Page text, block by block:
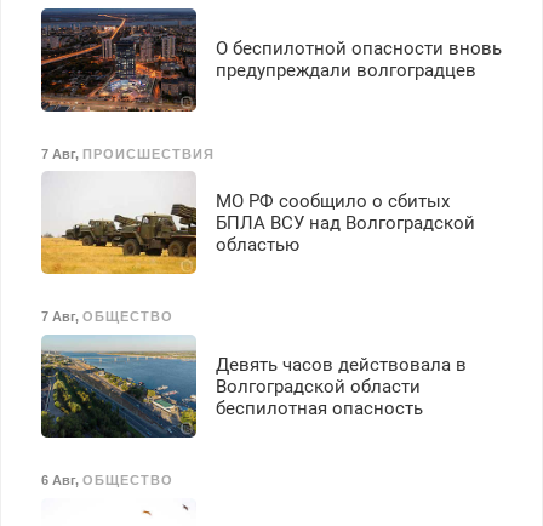
О беспилотной опасности вновь
предупреждали волгоградцев
7 Авг, ПРОИСШЕСТВИЯ
МО РФ сообщило о сбитых
БПЛА ВСУ над Волгоградской
областью
7 Авг, ОБЩЕСТВО
Девять часов действовала в
Волгоградской области
беспилотная опасность
6 Авг, ОБЩЕСТВО